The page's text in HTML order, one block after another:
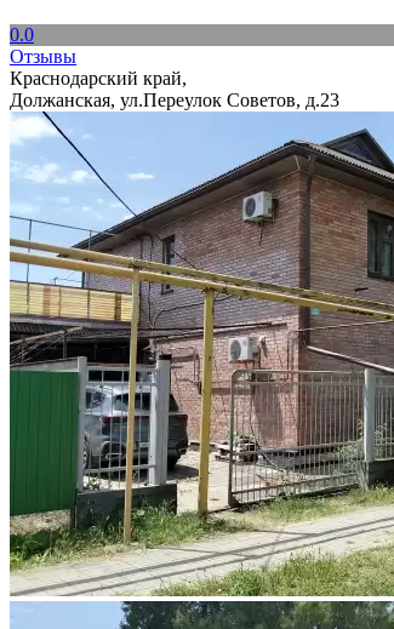
0.0
Отзывы
Краснодарский край,
Должанская, ул.Переулок Советов, д.23